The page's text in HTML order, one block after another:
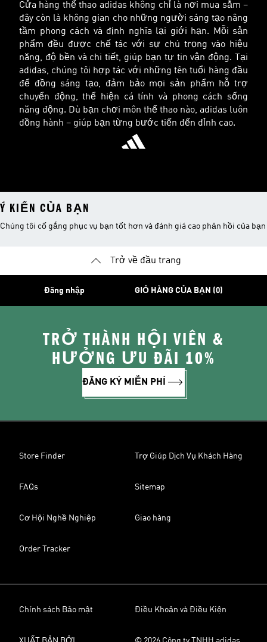
Cửa hàng thể thao adidas không chỉ là nơi mua sắm –
đây còn là không gian cho những người sáng tạo nâng
tầm phong cách và định nghĩa lại giới hạn. Mỗi sản
phẩm đều được chế tác với sự chú trọng vào hiệu
năng, độ bền và chi tiết, giúp bạn tự tin vận động. Tại
adidas, chúng tôi hợp tác với những tên tuổi hàng đầu
để đồng sáng tạo, đảm bảo mọi sản phẩm hỗ trợ
chuyển động, thể hiện cá tính và phong cách sống
năng động. Dù bạn chơi môn thể thao nào, adidas luôn
đồng hành – giúp bạn từng bước tiến đến đỉnh cao.
Ý KIẾN CỦA BẠN
Chúng tôi cố gắng phục vụ bạn tốt hơn và đánh giá cao phản hồi của bạn
Trở về đầu trang
Đăng nhập GIỎ HÀNG CỦA BẠN (0)
TRỞ THÀNH HỘI VIÊN &
HƯỞNG ƯU ĐÃI 10%
ĐĂNG KÝ MIỄN PHÍ
Store Finder Trợ Giúp Dịch Vụ Khách Hàng
FAQs Sitemap
Cơ Hội Nghề Nghiệp Giao hàng
Order Tracker
Chính sách Bảo mật Điều Khoản và Điều Kiện